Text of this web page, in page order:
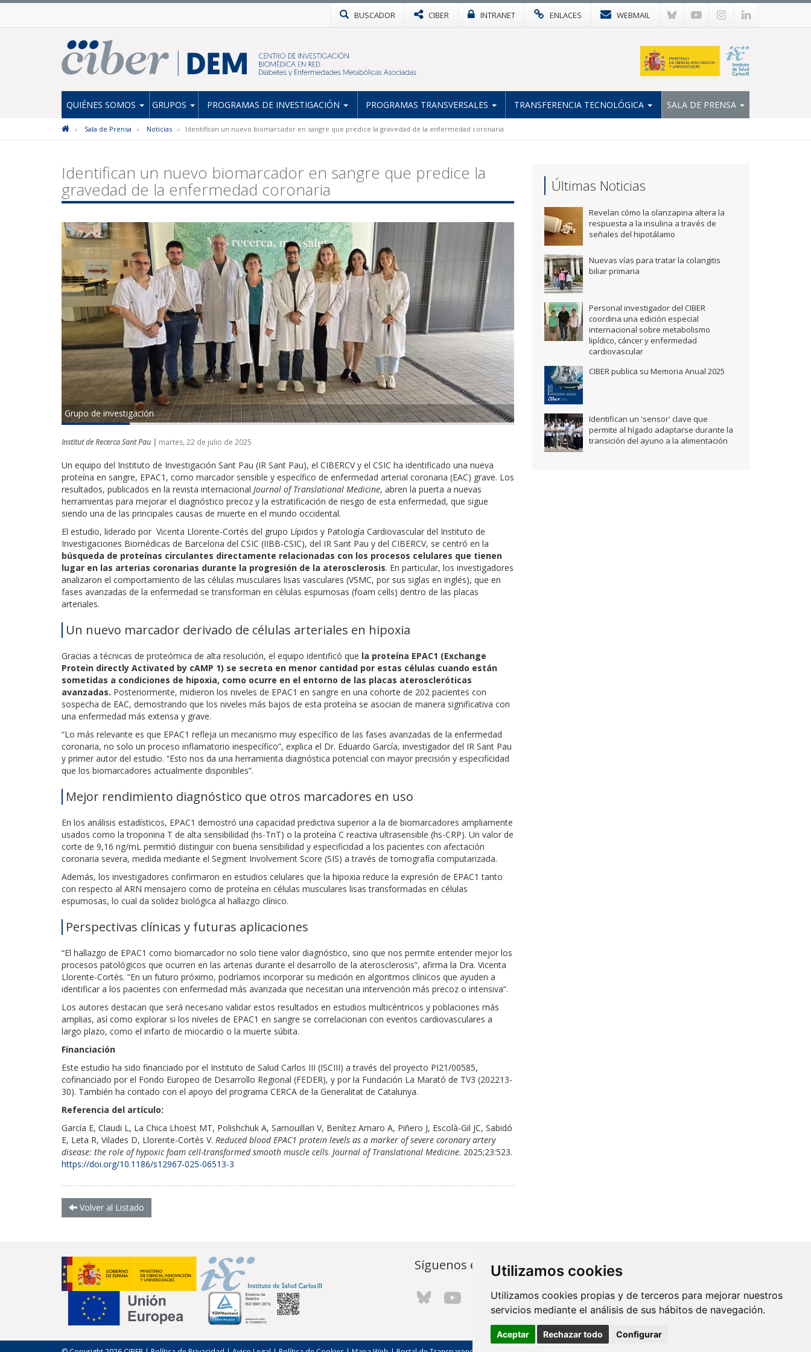
Utilizamos cookies
Utilizamos cookies propias y de terceros para mejorar nuestros
servicios mediante el análisis de sus hábitos de navegación.
Aceptar Rechazar todo Configurar
BUSCADOR CIBER INTRANET ENLACES WEBMAIL
QUIÉNES SOMOS GRUPOS PROGRAMAS DE INVESTIGACIÓN PROGRAMAS TRANSVERSALES TRANSFERENCIA TECNOLÓGICA SALA DE PRENSA
Sala de Prensa Noticias Identifican un nuevo biomarcador en sangre que predice la gravedad de la enfermedad coronaria
Identifican un nuevo biomarcador en sangre que predice la
gravedad de la enfermedad coronaria
Grupo de investigación
Institut de Recerca Sant Pau | martes, 22 de julio de 2025
Un equipo del Instituto de Investigación Sant Pau (IR Sant Pau), el CIBERCV y el CSIC ha identificado una nueva
proteína en sangre, EPAC1, como marcador sensible y específico de enfermedad arterial coronaria (EAC) grave. Los
resultados, publicados en la revista internacional Journal of Translational Medicine, abren la puerta a nuevas
herramientas para mejorar el diagnóstico precoz y la estratificación de riesgo de esta enfermedad, que sigue
siendo una de las principales causas de muerte en el mundo occidental.
El estudio, liderado por Vicenta Llorente-Cortés del grupo Lípidos y Patología Cardiovascular del Instituto de
Investigaciones Biomédicas de Barcelona del CSIC (IIBB-CSIC), del IR Sant Pau y del CIBERCV, se centró en la
búsqueda de proteínas circulantes directamente relacionadas con los procesos celulares que tienen
lugar en las arterias coronarias durante la progresión de la aterosclerosis. En particular, los investigadores
analizaron el comportamiento de las células musculares lisas vasculares (VSMC, por sus siglas en inglés), que en
fases avanzadas de la enfermedad se transforman en células espumosas (foam cells) dentro de las placas
arteriales.
Un nuevo marcador derivado de células arteriales en hipoxia
Gracias a técnicas de proteómica de alta resolución, el equipo identificó que la proteína EPAC1 (Exchange
Protein directly Activated by cAMP 1) se secreta en menor cantidad por estas células cuando están
sometidas a condiciones de hipoxia, como ocurre en el entorno de las placas ateroscleróticas
avanzadas. Posteriormente, midieron los niveles de EPAC1 en sangre en una cohorte de 202 pacientes con
sospecha de EAC, demostrando que los niveles más bajos de esta proteína se asocian de manera significativa con
una enfermedad más extensa y grave.
“Lo más relevante es que EPAC1 refleja un mecanismo muy específico de las fases avanzadas de la enfermedad
coronaria, no solo un proceso inflamatorio inespecífico”, explica el Dr. Eduardo García, investigador del IR Sant Pau
y primer autor del estudio. “Esto nos da una herramienta diagnóstica potencial con mayor precisión y especificidad
que los biomarcadores actualmente disponibles”.
Mejor rendimiento diagnóstico que otros marcadores en uso
En los análisis estadísticos, EPAC1 demostró una capacidad predictiva superior a la de biomarcadores ampliamente
usados como la troponina T de alta sensibilidad (hs-TnT) o la proteína C reactiva ultrasensible (hs-CRP). Un valor de
corte de 9,16 ng/mL permitió distinguir con buena sensibilidad y especificidad a los pacientes con afectación
coronaria severa, medida mediante el Segment Involvement Score (SIS) a través de tomografía computarizada.
Además, los investigadores confirmaron en estudios celulares que la hipoxia reduce la expresión de EPAC1 tanto
con respecto al ARN mensajero como de proteína en células musculares lisas transformadas en células
espumosas, lo cual da solidez biológica al hallazgo clínico.
Perspectivas clínicas y futuras aplicaciones
“El hallazgo de EPAC1 como biomarcador no solo tiene valor diagnóstico, sino que nos permite entender mejor los
procesos patológicos que ocurren en las arterias durante el desarrollo de la aterosclerosis”, afirma la Dra. Vicenta
Llorente-Cortés. “En un futuro próximo, podríamos incorporar su medición en algoritmos clínicos que ayuden a
identificar a los pacientes con enfermedad más avanzada que necesitan una intervención más precoz o intensiva”.
Los autores destacan que será necesario validar estos resultados en estudios multicéntricos y poblaciones más
amplias, así como explorar si los niveles de EPAC1 en sangre se correlacionan con eventos cardiovasculares a
largo plazo, como el infarto de miocardio o la muerte súbita.
Financiación
Este estudio ha sido financiado por el Instituto de Salud Carlos III (ISCIII) a través del proyecto PI21/00585,
cofinanciado por el Fondo Europeo de Desarrollo Regional (FEDER), y por la Fundación La Marató de TV3 (202213-
30). También ha contado con el apoyo del programa CERCA de la Generalitat de Catalunya.
Referencia del artículo:
García E, Claudi L, La Chica Lhoëst MT, Polishchuk A, Samouillan V, Benítez Amaro A, Piñero J, Escolà-Gil JC, Sabidó
E, Leta R, Vilades D, Llorente-Cortés V. Reduced blood EPAC1 protein levels as a marker of severe coronary artery
disease: the role of hypoxic foam cell-transformed smooth muscle cells. Journal of Translational Medicine. 2025;23:523.
https://doi.org/10.1186/s12967-025-06513-3
Volver al Listado
Últimas Noticias
Revelan cómo la olanzapina altera la
respuesta a la insulina a través de
señales del hipotálamo
Nuevas vías para tratar la colangitis
biliar primaria
Personal investigador del CIBER
coordina una edición especial
internacional sobre metabolismo
lipídico, cáncer y enfermedad
cardiovascular
CIBER publica su Memoria Anual 2025
Identifican un 'sensor' clave que
permite al hígado adaptarse durante la
transición del ayuno a la alimentación
Síguenos en... Contacto
Av. Monforte de Lemos, 3-5. Pabellón
11. Planta 0 28029 Madrid
info@ciberisciii.es